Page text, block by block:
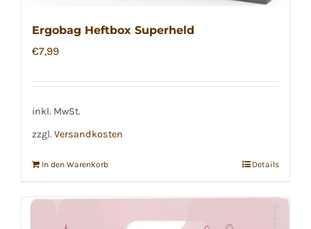
Ergobag Heftbox Superheld
€7,99
inkl. MwSt.
zzgl. Versandkosten
In den Warenkorb Details